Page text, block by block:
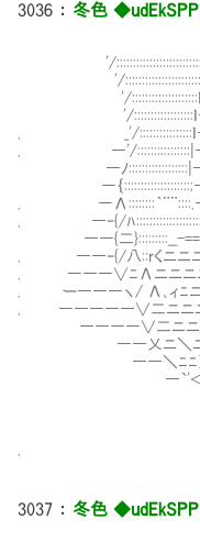
3036 ： 冬色
'/
'/
'/::::::::::::::::::::
'/::::::::::::::::::ｌ
. _'/::::::::::::::::ｌ
. ―'/
―ﾉ
―｛
. ―Λ::::::::｀
. ―‐{/ﾊ
――{二}:::::::::__-
. ――‐{/八::r
. ―――∨ﾆΛ
. ー―――ヽ/
. ―――――∨
――――∨
――乂ニ＼ニ
――＼ﾆﾆ＞--
―`'＜ニニ
3037 ： 冬色